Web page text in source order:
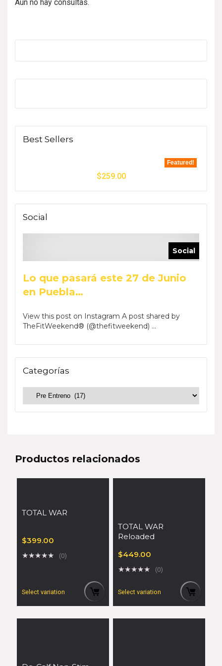
Aún no hay consultas.
Best Sellers
Featured!
$259.00
Social
Social
Lo que pasará este 27 de Junio
en Puebla…
View this post on Instagram A post shared by
TheFitWeekend® (@thefitweekend) ...
Categorías
Productos relacionados
TOTAL WAR
$399.00
★★★★★ (0)
Select variation
TOTAL WAR
Reloaded
$449.00
★★★★★ (0)
Select variation